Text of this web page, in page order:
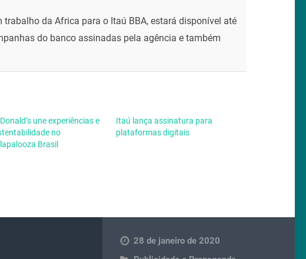
da Africa para o Itaú BBA, estará disponível até
do banco assinadas pela agência e também
une experiências e
no
Brasil
Itaú lança assinatura para
plataformas digitais
28 de janeiro de 2020